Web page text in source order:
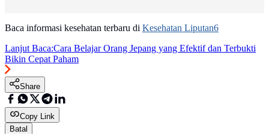
Baca informasi kesehatan terbaru di Kesehatan Liputan6
Lanjut Baca:Cara Belajar Orang Jepang yang Efektif dan Terbukti
Bikin Cepat Paham
Share
Copy Link
Batal